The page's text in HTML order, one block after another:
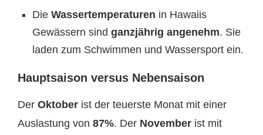
Die Wassertemperaturen in Hawaiis
Gewässern sind ganzjährig angenehm. Sie
laden zum Schwimmen und Wassersport ein.
Hauptsaison versus Nebensaison
Der Oktober ist der teuerste Monat mit einer
Auslastung von 87%. Der November ist mit